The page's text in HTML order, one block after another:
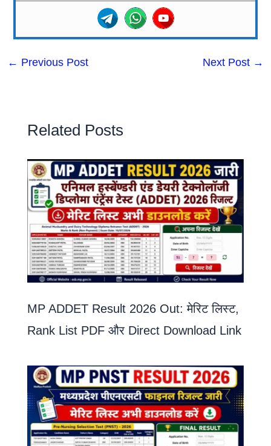
← Previous Post Next Post →
Related Posts
MP ADDET Result 2026 Out: मेरिट लिस्ट,
Rank List PDF और Direct Download Link